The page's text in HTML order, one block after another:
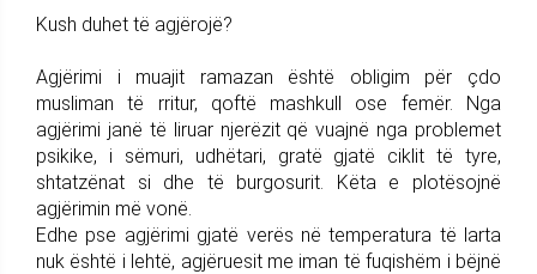
Kush duhet të agjërojë?
Agjërimi i muajit ramazan është obligim për çdo
musliman të rritur, qoftë mashkull ose femër. Nga
agjërimi janë të liruar njerëzit që vuajnë nga problemet
psikike, i sëmuri, udhëtari, gratë gjatë ciklit të tyre,
shtatzënat si dhe të burgosurit. Këta e plotësojnë
agjërimin më vonë.
Edhe pse agjërimi gjatë verës në temperatura të larta
nuk është i lehtë, agjëruesit me iman të fuqishëm i bëjnë